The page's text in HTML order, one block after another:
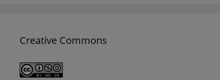
Creative Commons